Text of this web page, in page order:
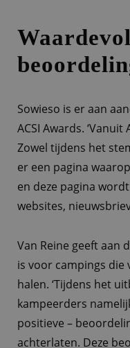
Sowieso is er aan
ACSI Awards.
Zowel tijdens het
er een pagina
en deze pagina
websites,
Van Reine geeft aan
is voor campings die
halen. ‘Tijdens het
kampeerders
positieve –
achterlaten. Deze